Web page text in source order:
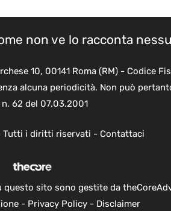
non ve lo racconta
10, 00141 Roma (RM) - Codice
alcuna periodicità. Non può
n. 62 del 07.03.2001
Tutti i diritti riservati - Contattaci
sito sono gestite da
- Privacy Policy- Disclaimer